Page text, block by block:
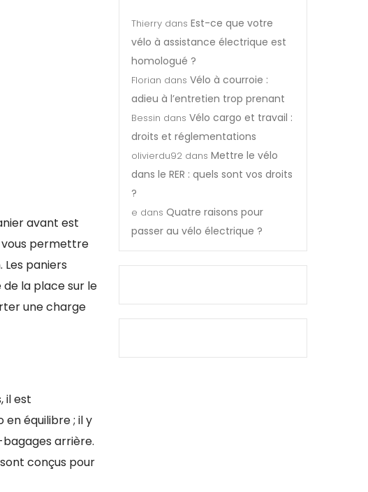
avant est
vous permettre
paniers
la place sur le
une charge
il est
équilibre ; il y
arrière.
conçus pour
Thierry dans Est-ce que votre
vélo à assistance électrique est
homologué ?
Florian dans Vélo à courroie :
adieu à l’entretien trop prenant
Bessin dans Vélo cargo et travail :
droits et réglementations
olivierdu92 dans Mettre le vélo
dans le RER : quels sont vos droits
?
e dans Quatre raisons pour
passer au vélo électrique ?